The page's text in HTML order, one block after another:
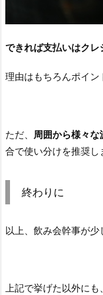
できれば支払いはクレ
理由はもちろんポイン
ただ、 周囲から様々
合で使い分けを推奨し
終わりに
以上、飲み会幹事が少
上記で挙げた以外に